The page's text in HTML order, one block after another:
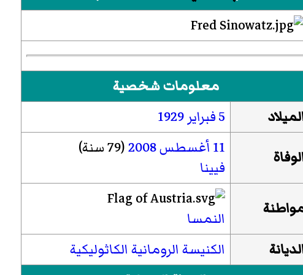
معلومات شخصية
5 فبراير
1929
11 أغسطس 2008(79 سنة)
فيينا
النمسا
الكنيسة الرومانية الكاثوليكية